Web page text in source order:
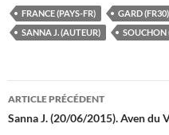
FRANCE (PAYS-FR) GARD (FR30)
SANNA J. (AUTEUR)
SOUCHON
Navigation
des
ARTICLE PRÉCÉDENT
Sanna J. (20/06/2015). Aven du